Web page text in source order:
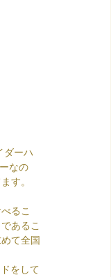
ダーハ
なの
す。
るこ
あるこ
て全国
をして